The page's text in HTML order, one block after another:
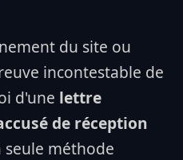
du site ou
incontestable de
d'une lettre
de réception
seule méthode